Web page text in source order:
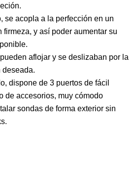
se acopla a la perfección en un
firmeza, y así poder aumentar su
aflojar y se deslizaban por la
deseada.
dispone de 3 puertos de fácil
de accesorios, muy cómodo
sondas de forma exterior sin